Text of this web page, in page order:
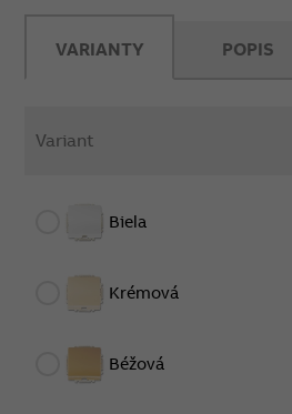
VARIANTY
Variant
Biela
Krémová
Béžová
POPIS